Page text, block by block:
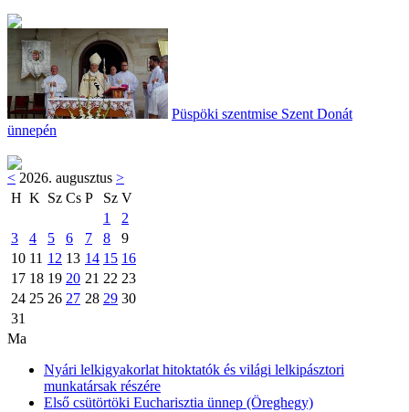
Püspöki szentmise Szent Donát
ünnepén
< 2026. augusztus >
H K Sz Cs P Sz V
1
2
3
4 5 6 7 8
9
10 11 12 13 14 15 16
17 18 19 20 21 22 23
24 25 26 27 28 29 30
31
Ma
Nyári lelkigyakorlat hitoktatók és világi lelkipásztori
munkatársak részére
Első csütörtöki Eucharisztia ünnep (Öreghegy)